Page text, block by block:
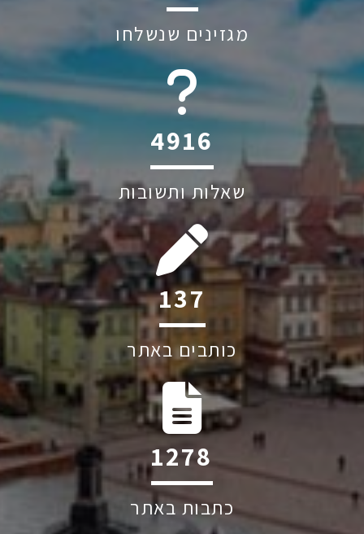
מגזינים שנשלחו
6045
שאלות ותשובות
191
כותבים באתר
1776
כתבות באתר